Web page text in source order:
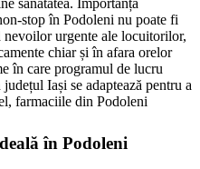
sănătatea. Importanța
stop în Podoleni nu poate fi
nevoilor urgente ale locuitorilor,
chiar și în afara orelor
în care programul de lucru
Iași se adaptează pentru a
farmaciile din Podoleni
în Podoleni